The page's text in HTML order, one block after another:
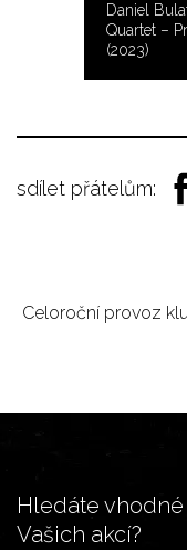
Daniel
Quartet –
(2023)
sdílet přátelům:
Celoroční provoz
Hledáte
Vašich akcí?